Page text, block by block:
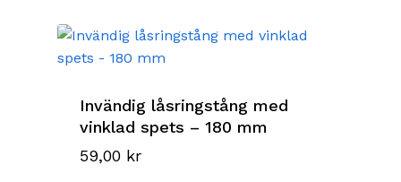
Invändig låsringstång med
vinklad spets – 180 mm
59,00 kr